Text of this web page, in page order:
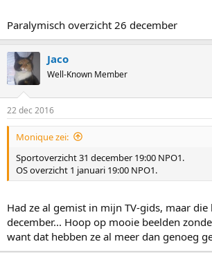
Paralymisch overzicht 26 december
Jaco
Well-Known Member
22 dec 2016
Monique zei:
Sportoverzicht 31 december 19:00 NPO1.
OS overzicht 1 januari 19:00 NPO1.
Had ze al gemist in mijn TV-gids, maar
december... Hoop op mooie beelden
want dat hebben ze al meer dan genoeg